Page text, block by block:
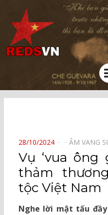
Kênh chia sẻ tri thức cộng đồng
POSTED
ON
28/10/2024 ÂM VANG
Vụ ‘vua ông
thảm
tộc Việt Nam
Nghe lời mật tấu